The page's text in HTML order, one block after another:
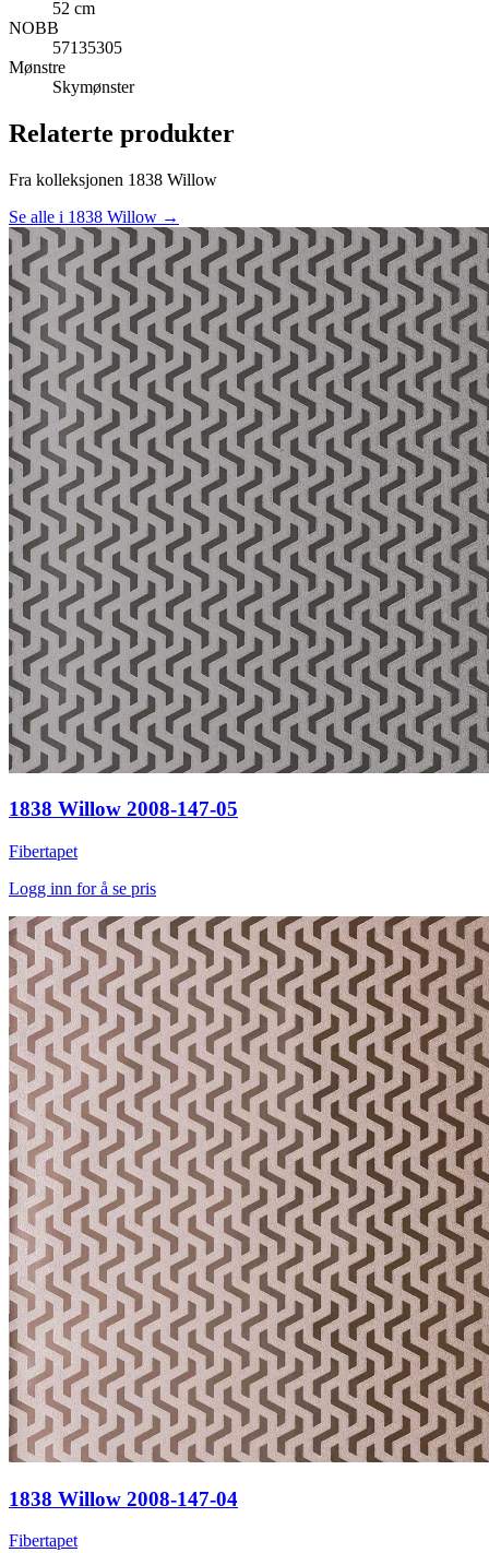
52 cm
NOBB
57135305
Mønstre
Skymønster
Relaterte produkter
Fra kolleksjonen 1838 Willow
Se alle i 1838 Willow →
1838 Willow 2008-147-05
Fibertapet
Logg inn for å se pris
1838 Willow 2008-147-04
Fibertapet